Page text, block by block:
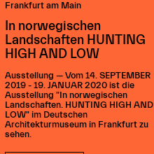
Frankfurt am Main
In norwegischen
Landschaften HUNTING
HIGH AND LOW
Ausstellung — Vom 14. SEPTEMBER
2019 - 19. JANUAR 2020 ist die
Ausstellung "In norwegischen
Landschaften. HUNTING HIGH AND
LOW" im Deutschen
Architekturmuseum in Frankfurt zu
sehen.